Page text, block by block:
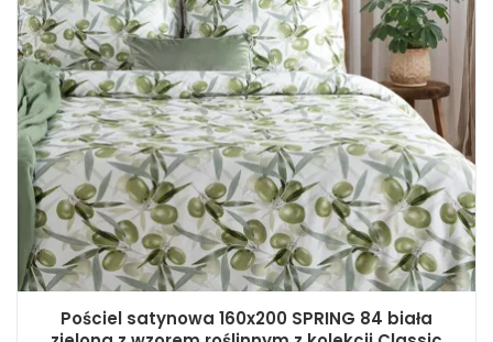
Pościel satynowa 160x200 SPRING 84 biała